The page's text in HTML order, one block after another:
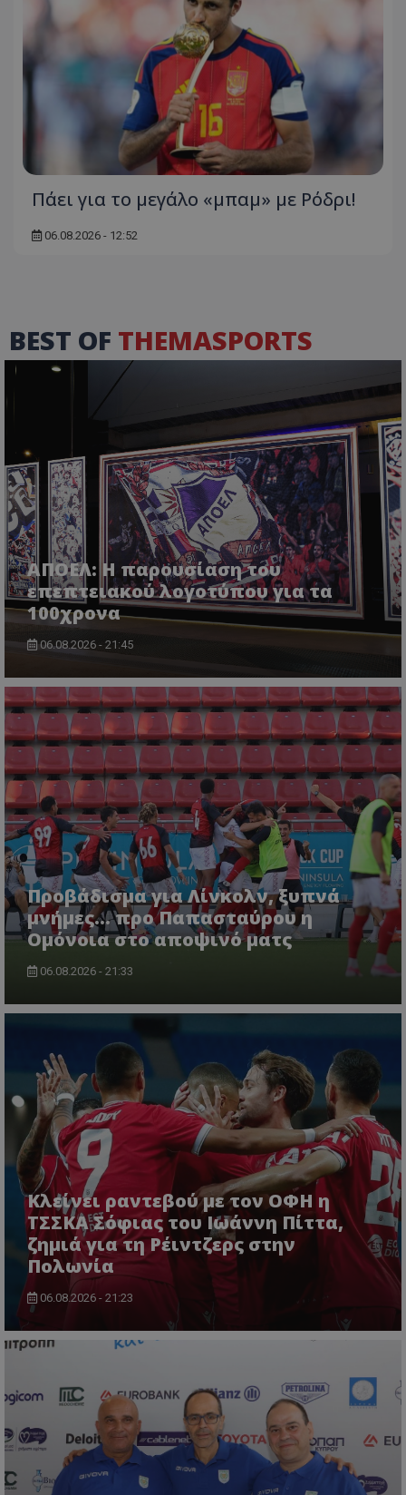
Πάει για το μεγάλο «μπαμ» με Ρόδρι!
06.08.2026 - 12:52
BEST OF THEMASPORTS
ΑΠΟΕΛ: Η παρουσίαση του
επεπτειακού λογοτύπου για τα
100χρονα
06.08.2026 - 21:45
Προβάδισμα για Λίνκολν, ξυπνά
μνήμες... προ Παπασταύρου η
Ομόνοια στο αποψινό ματς
06.08.2026 - 21:33
Κλείνει ραντεβού με τον ΟΦΗ η
ΤΣΣΚΑ Σόφιας του Ιωάννη Πίττα,
ζημιά για τη Ρέιντζερς στην
Πολωνία
06.08.2026 - 21:23